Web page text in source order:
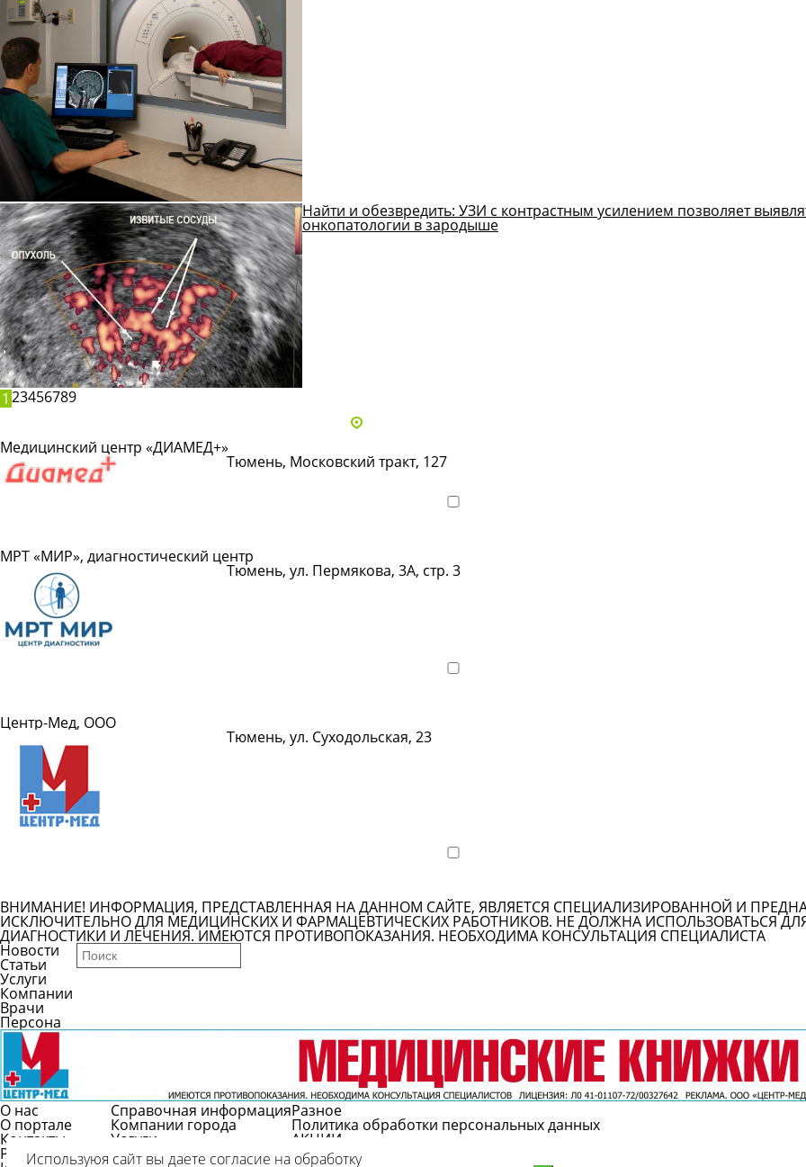
Найти и обезвредить: УЗИ с контрастным усилением позволяет
онкопатологии в зародыше
1 23456789
Медицинский центр «ДИАМЕД+»
Тюмень, Московский тракт, 127
МРТ «МИР», диагностический центр
Тюмень, ул. Пермякова, 3А, стр. 3
Центр-Мед, ООО
Тюмень, ул. Суходольская, 23
ВНИМАНИЕ! ИНФОРМАЦИЯ, ПРЕДСТАВЛЕННАЯ НА ДАННОМ САЙТЕ, ЯВЛЯЕТСЯ СПЕЦИАЛИЗИРОВАННОЙ И
ИСКЛЮЧИТЕЛЬНО ДЛЯ МЕДИЦИНСКИХ И ФАРМАЦЕВТИЧЕСКИХ РАБОТНИКОВ. НЕ ДОЛЖНА ИСПОЛЬЗОВАТЬСЯ
ДИАГНОСТИКИ И ЛЕЧЕНИЯ. ИМЕЮТСЯ ПРОТИВОПОКАЗАНИЯ. НЕОБХОДИМА КОНСУЛЬТАЦИЯ СПЕЦИАЛИСТА
Новости
Статьи
Услуги
Компании
Врачи
Персона
О нас
О портале
Контакты
Реклама
Справочная информация
Компании города
Услуги
Врачи
Разное
Политика обработки персональных данных
АКЦИИ
Используюя сайт вы даете согласие на обработку